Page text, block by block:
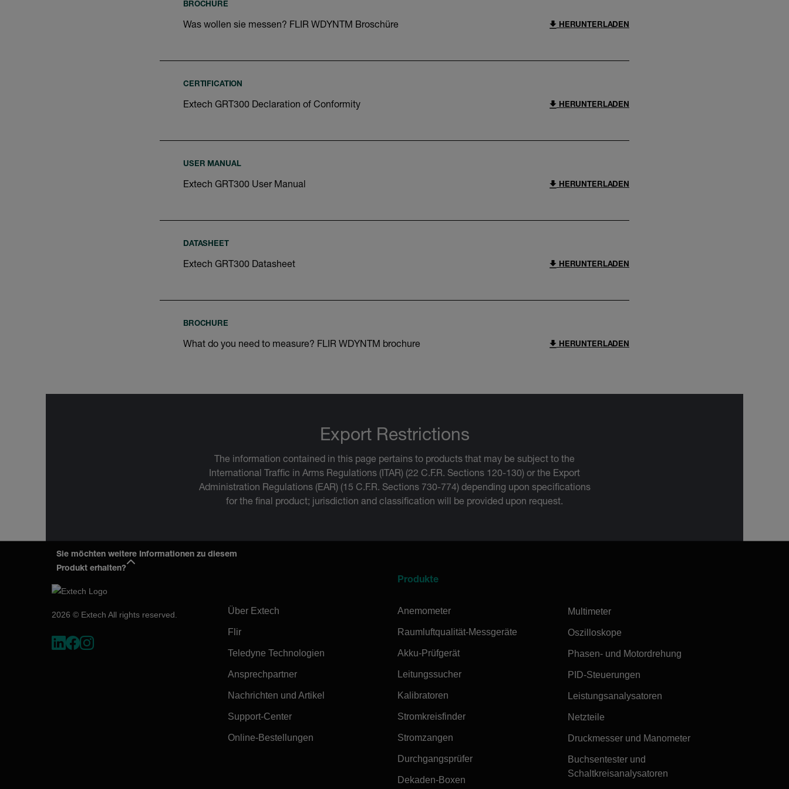
BROCHURE
Was wollen sie messen? FLIR WDYNTM Broschüre HERUNTERLADEN
CERTIFICATION
Extech GRT300 Declaration of Conformity HERUNTERLADEN
USER MANUAL
Extech GRT300 User Manual HERUNTERLADEN
DATASHEET
Extech GRT300 Datasheet HERUNTERLADEN
BROCHURE
What do you need to measure? FLIR WDYNTM brochure HERUNTERLADEN
Export Restrictions
The information contained in this page pertains to products that may be subject to the
International Traffic in Arms Regulations (ITAR) (22 C.F.R. Sections 120-130) or the Export
Administration Regulations (EAR) (15 C.F.R. Sections 730-774) depending upon specifications
for the final product; jurisdiction and classification will be provided upon request.
Sie möchten weitere Informationen zu diesem
Produkt erhalten?
2026 © Extech All rights reserved. Über Extech
Flir
Teledyne Technologien
Ansprechpartner
Nachrichten und Artikel
Support-Center
Online-Bestellungen
Produkte
Anemometer
Raumluftqualität-Messgeräte
Akku-Prüfgerät
Leitungssucher
Kalibratoren
Stromkreisfinder
Stromzangen
Durchgangsprüfer
Dekaden-Boxen
Multimeter
Oszilloskope
Phasen- und Motordrehung
PID-Steuerungen
Leistungsanalysatoren
Netzteile
Druckmesser und Manometer
Buchsentester und
Schaltkreisanalysatoren